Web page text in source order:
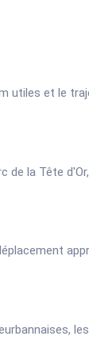
utiles et le
de la Tête